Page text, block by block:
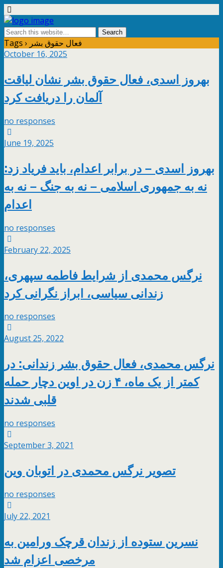
Tags › فعال حقوق بشر
October 16, 2025
بهروز اسدی، فعال حقوق بشر نشان لیاقت
آلمان را دریافت کرد
no responses
June 19, 2025
بهروز اسدی – در برابر اعدام، باید فریاد زد:
نه به جمهوری اسلامی – نه به جنگ – نه به
اعدام
no responses
February 22, 2025
نرگس محمدی از شرایط فاطمه سپهری،
زندانی سیاسی، ابراز نگرانی کرد
no responses
August 25, 2022
نرگس محمدی، فعال حقوق بشر زندانی: در
کمتر از یک ماه، ۴ زن در اوین دچار حمله
قلبی شدند
no responses
September 3, 2021
تصویر نرگس محمدی در اتوبان‌ وین
no responses
July 22, 2021
نسرین ستوده از زندان قرچک ورامین به
مرخصی اعزام شد